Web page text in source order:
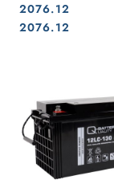
Cena:
2076.12
Cena:
2076.12